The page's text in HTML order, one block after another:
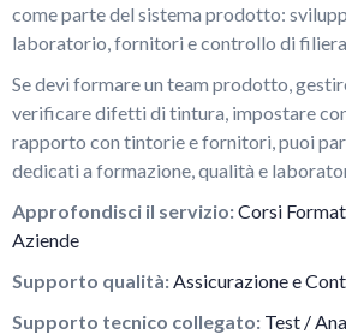
come parte del sistema prodotto:
laboratorio, fornitori e controllo di filiera
Se devi formare un team prodotto,
verificare difetti di tintura, impostare
rapporto con tintorie e fornitori, puoi
dedicati a formazione, qualità e
Approfondisci il servizio:Corsi
Aziende
Supporto qualità: Assicurazione e
Supporto tecnico collegato: Test /